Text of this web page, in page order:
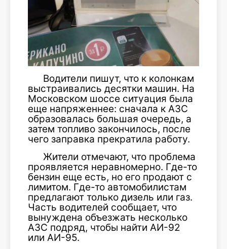
Водители пишут, что к колонкам
выстраивались десятки машин. На
Московском шоссе ситуация была
еще напряженнее: сначала к АЗС
образовалась большая очередь, а
затем топливо закончилось, после
чего заправка прекратила работу.
Жители отмечают, что проблема
проявляется неравномерно. Где-то
бензин еще есть, но его продают с
лимитом. Где-то автомобилистам
предлагают только дизель или газ.
Часть водителей сообщает, что
вынуждена объезжать несколько
АЗС подряд, чтобы найти АИ-92
или АИ-95.